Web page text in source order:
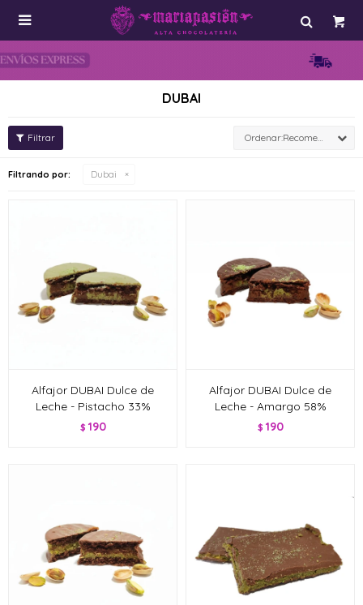

DUBAI
Recomendados
Filtrando por: Dubai
Alfajor DUBAI Dulce de
Leche - Pistacho 33%
$ 190
Alfajor DUBAI Dulce de
Leche - Amargo 58%
$ 190